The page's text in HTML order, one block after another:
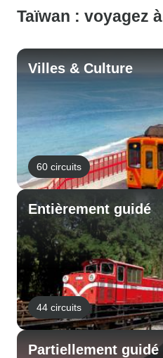
Taïwan : voyagez
Villes & Culture
60 circuits
Entièrement guidé
44 circuits
Partiellement guidé